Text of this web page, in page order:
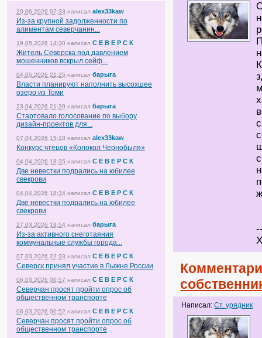
20.06.2026 07:33 написал alex33kaw
Из-за крупной задолженности по
алиментам северчанин...
19.05.2026 14:30 написал С Е В Е Р С К
Житель Северска под давлением
мошенников вскрыл сейф...
04.05.2026 21:25 написал барыга
Власти планируют наполнить высохшее
озеро из Томи
23.04.2026 21:39 написал барыга
Стартовало голосование по выбору
дизайн-проектов для...
07.04.2026 15:18 написал alex33kaw
Конкурс чтецов «Колокол Чернобыля»
04.04.2026 18:35 написал С Е В Е Р С К
Две невестки подрались на юбилее
свекрови
04.04.2026 18:34 написал С Е В Е Р С К
Две невестки подрались на юбилее
свекрови
27.03.2026 19:54 написал барыга
Из-за активного снеготаяния
коммунальные службы города...
07.03.2026 22:33 написал С Е В Е Р С К
Северск принял участие в Лыжне России
06.03.2026 00:57 написал С Е В Е Р С К
Северчан просят пройти опрос об
общественном транспорте
06.03.2026 00:52 написал С Е В Е Р С К
Северчан просят пройти опрос об
общественном транспорте
Написал:Ст. урядник